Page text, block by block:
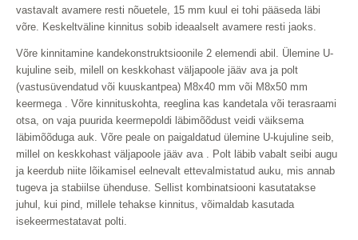
vastavalt avamere resti nõuetele, 15 mm kuul ei tohi pääseda läbi
võre. Keskeltväline kinnitus sobib ideaalselt avamere resti jaoks.
Võre kinnitamine kandekonstruktsioonile 2 elemendi abil. Ülemine U-
kujuline seib, milell on keskkohast väljapoole jääv ava ja polt
(vastusüvendatud või kuuskantpea) M8x40 mm või M8x50 mm
keermega . Võre kinnituskohta, reeglina kas kandetala või terasraami
otsa, on vaja puurida keermepoldi läbimõõdust veidi väiksema
läbimõõduga auk. Võre peale on paigaldatud ülemine U-kujuline seib,
millel on keskkohast väljapoole jääv ava . Polt läbib vabalt seibi augu
ja keerdub niite lõikamisel eelnevalt ettevalmistatud auku, mis annab
tugeva ja stabiilse ühenduse. Sellist kombinatsiooni kasutatakse
juhul, kui pind, millele tehakse kinnitus, võimaldab kasutada
isekeermestatavat polti.